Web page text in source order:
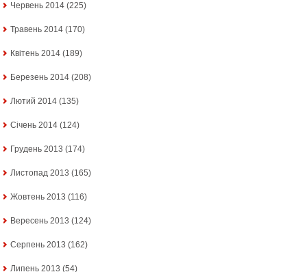
Червень 2014 (225)
Травень 2014 (170)
Квітень 2014 (189)
Березень 2014 (208)
Лютий 2014 (135)
Січень 2014 (124)
Грудень 2013 (174)
Листопад 2013 (165)
Жовтень 2013 (116)
Вересень 2013 (124)
Серпень 2013 (162)
Липень 2013 (54)